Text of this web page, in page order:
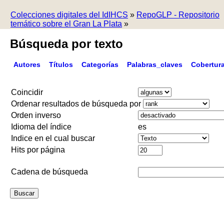
Colecciones digitales del IdIHCS » RepoGLP - Repositorio
temático sobre el Gran La Plata »
Búsqueda por texto
Autores Títulos Categorías Palabras_claves
Coincidir
Ordenar resultados de búsqueda por
Orden inverso
Idioma del índice
es
Indice en el cual buscar
Hits por página
Cadena de búsqueda